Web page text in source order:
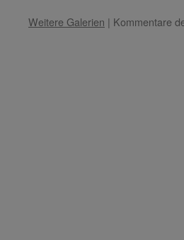
Weitere Galerien | Kommentare